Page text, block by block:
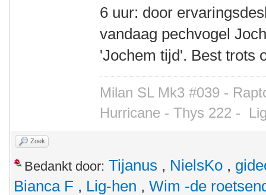
6 uur: door
vandaag pechvogel
'Jochem tijd'. Best
Milan SL Mk3 #039 -
Hurricane - Thys 222 -
Zoek
Bedankt door: Tijanus , NielsKo ,
Bianca F , Lig-hen , Wim -de